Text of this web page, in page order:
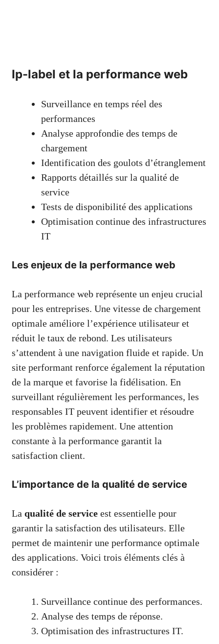
Ip-label et la performance web
Surveillance en temps réel des
performances
Analyse approfondie des temps de
chargement
Identification des goulots d’étranglement
Rapports détaillés sur la qualité de
service
Tests de disponibilité des applications
Optimisation continue des infrastructures
IT
Les enjeux de la performance web
La performance web représente un enjeu crucial
pour les entreprises. Une vitesse de chargement
optimale améliore l’expérience utilisateur et
réduit le taux de rebond. Les utilisateurs
s’attendent à une navigation fluide et rapide. Un
site performant renforce également la réputation
de la marque et favorise la fidélisation. En
surveillant régulièrement les performances, les
responsables IT peuvent identifier et résoudre
les problèmes rapidement. Une attention
constante à la performance garantit la
satisfaction client.
L’importance de la qualité de service
La qualité de service est essentielle pour
garantir la satisfaction des utilisateurs. Elle
permet de maintenir une performance optimale
des applications. Voici trois éléments clés à
considérer :
Surveillance continue des performances.
Analyse des temps de réponse.
Optimisation des infrastructures IT.